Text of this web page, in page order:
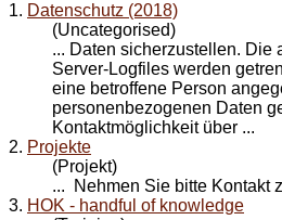
1. Datenschutz (2018)
(Uncategorised)
... Daten sicherzustellen. Die
Server-Logfiles werden
eine betroffene Person
personenbezogenen Daten
Kontaktmöglichkeit über ...
2. Projekte
(Projekt)
... Nehmen Sie bitte Kontakt
3. HOK - handful of knowledge